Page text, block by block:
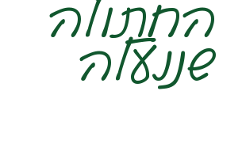
החתולה
שננעלה